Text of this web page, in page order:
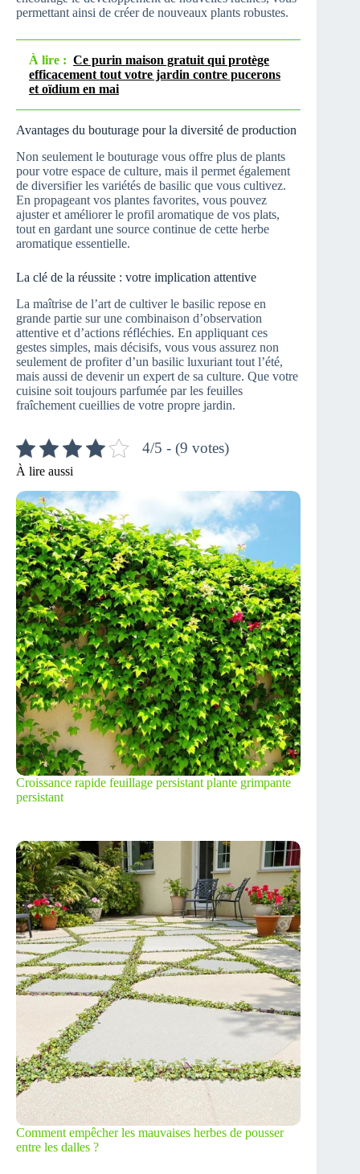
permettant ainsi de créer de nouveaux plants robustes.
À lire : Ce purin maison gratuit qui protège
efficacement tout votre jardin contre pucerons
et oïdium en mai
Avantages du bouturage pour la diversité de production
Non seulement le bouturage vous offre plus de plants
pour votre espace de culture, mais il permet également
de diversifier les variétés de basilic que vous cultivez.
En propageant vos plantes favorites, vous pouvez
ajuster et améliorer le profil aromatique de vos plats,
tout en gardant une source continue de cette herbe
aromatique essentielle.
La clé de la réussite : votre implication attentive
La maîtrise de l’art de cultiver le basilic repose en
grande partie sur une combinaison d’observation
attentive et d’actions réfléchies. En appliquant ces
gestes simples, mais décisifs, vous vous assurez non
seulement de profiter d’un basilic luxuriant tout l’été,
mais aussi de devenir un expert de sa culture. Que votre
cuisine soit toujours parfumée par les feuilles
fraîchement cueillies de votre propre jardin.
4/5 - (9 votes)
À lire aussi
Croissance rapide feuillage persistant plante grimpante
persistant
Comment empêcher les mauvaises herbes de pousser
entre les dalles ?